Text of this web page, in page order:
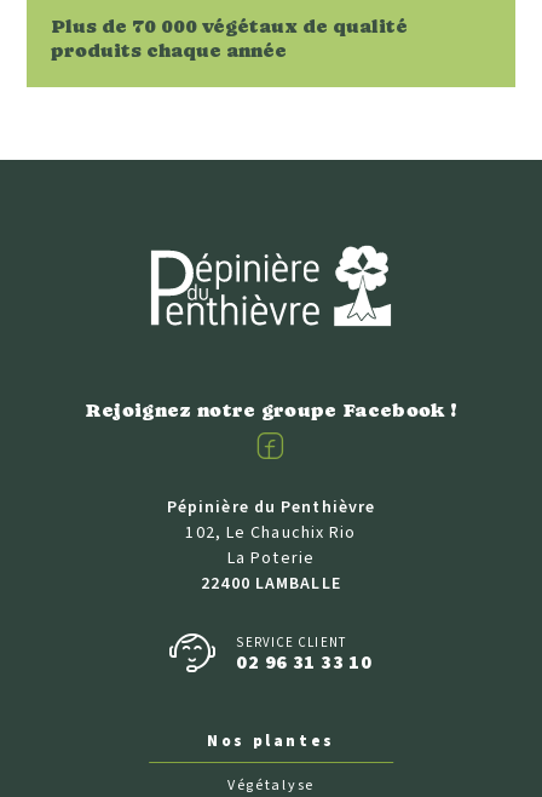
Plus de 70 000 végétaux de qualité
produits chaque année
Rejoignez notre groupe Facebook !
Facebook
Pépinière du Penthièvre
102, Le Chauchix Rio
La Poterie
22400 LAMBALLE
SERVICE CLIENT
02 96 31 33 10
Nos plantes
Végétalyse